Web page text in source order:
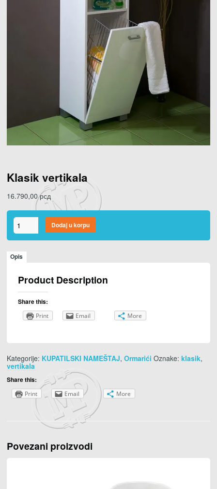
Klasik vertikala
16.790,00рсд
Klasik
vertikala
količina
Dodaj u korpu
Opis
Product Description
Share this:
Print Email More
Kategorije: KUPATILSKI NAMEŠTAJ, Ormarići Oznake: klasik,
vertikala
Share this:
Print Email More
Povezani proizvodi